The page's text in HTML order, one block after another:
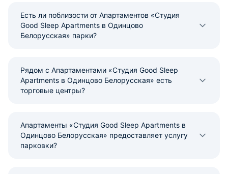
Есть ли поблизости от Апартаментов «Студия
Good Sleep Apartments в Одинцово
Белорусская» парки?
Рядом с Апартаментами «Студия Good Sleep
Apartments в Одинцово Белорусская» есть
торговые центры?
Апартаменты «Студия Good Sleep Apartments в
Одинцово Белорусская» предоставляет услугу
парковки?